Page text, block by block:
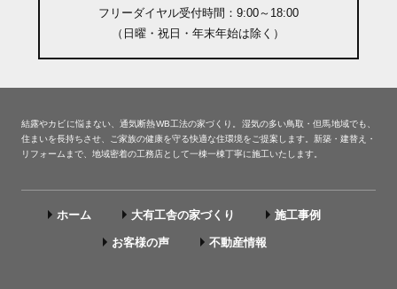
フリーダイヤル受付時間：9:00～18:00
（日曜・祝日・年末年始は除く）
結露やカビに悩まない、通気断熱WB工法の家づくり。湿気の多い鳥取・但馬地域でも、
住まいを長持ちさせ、ご家族の健康を守る快適な住環境をご提案します。新築・建替え・
リフォームまで、地域密着の工務店として一棟一棟丁寧に施工いたします。
ホーム 大有工舎の家づくり 施工事例
お客様の声 不動産情報